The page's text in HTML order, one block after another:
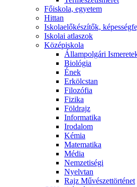
Főiskola, egyetem
Hittan
Iskolaelőkészítők,
Iskolai atlaszok
Középiskola
Állampolgári
Biológia
Ének
Erkölcstan
Filozófia
Fizika
Földrajz
Informatika
Irodalom
Kémia
Matematika
Média
Nemzetiségi
Nyelvtan
Rajz Művészettörténet